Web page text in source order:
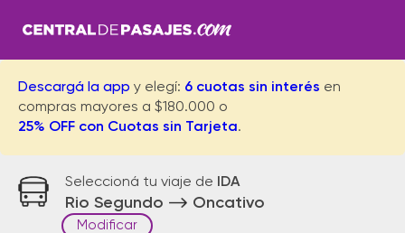
Descargá la app y elegí: 6 cuotas sin interés en
compras mayores a $180.000 o
25% OFF con Cuotas sin Tarjeta.
Seleccioná tu viaje de IDA
Rio Segundo Oncativo
Modificar